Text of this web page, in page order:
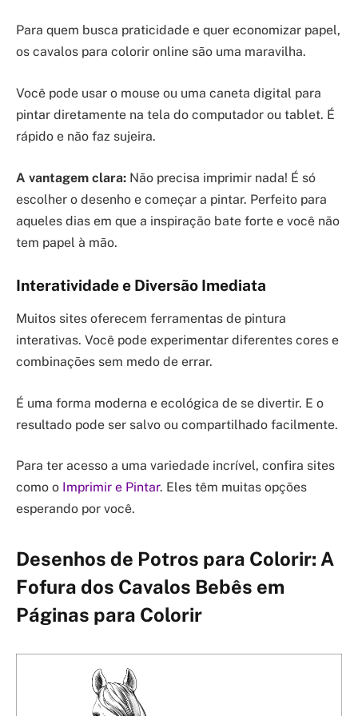
Para quem busca praticidade e quer economizar papel,
os cavalos para colorir online são uma maravilha.
Você pode usar o mouse ou uma caneta digital para
pintar diretamente na tela do computador ou tablet. É
rápido e não faz sujeira.
A vantagem clara: Não precisa imprimir nada! É só
escolher o desenho e começar a pintar. Perfeito para
aqueles dias em que a inspiração bate forte e você não
tem papel à mão.
Interatividade e Diversão Imediata
Muitos sites oferecem ferramentas de pintura
interativas. Você pode experimentar diferentes cores e
combinações sem medo de errar.
É uma forma moderna e ecológica de se divertir. E o
resultado pode ser salvo ou compartilhado facilmente.
Para ter acesso a uma variedade incrível, confira sites
como o Imprimir e Pintar. Eles têm muitas opções
esperando por você.
Desenhos de Potros para Colorir: A
Fofura dos Cavalos Bebês em
Páginas para Colorir